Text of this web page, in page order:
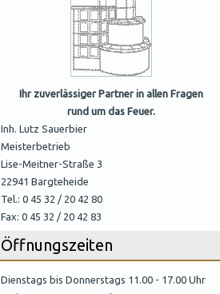
Ihr zuverlässiger Partner in allen Fragen
rund um das Feuer.
Inh. Lutz Sauerbier
Meisterbetrieb
Lise-Meitner-Straße 3
22941 Bargteheide
Tel.: 0 45 32 / 20 42 80
Fax: 0 45 32 / 20 42 83
Öffnungszeiten
Dienstags bis Donnerstags 11.00 - 17.00 Uhr